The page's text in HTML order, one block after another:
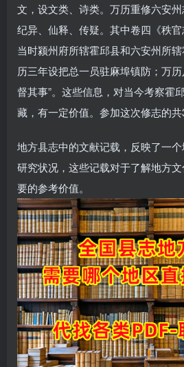
文，设文类、诗类。万历重修六安州
纪异、仙释、传疑。其中卷四《秩
当时颍州府所辖霍邱县和六安州所
历三年设把总一员驻麻埠镇防；万
督其事”。这些信息，对当今考察霍
藏，有一定价值。参加这次修志的共
地方县志中的文献记载，反映了一
研究状况，这些记载对于了解地方
要的参考价值。